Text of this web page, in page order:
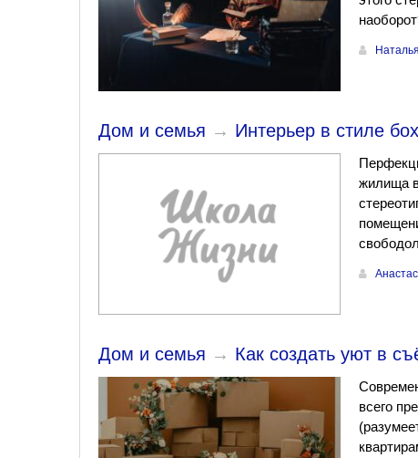
Дом и семья → Интерьер в стиле
жилища
Дом и семья → Как создать уют в
всего